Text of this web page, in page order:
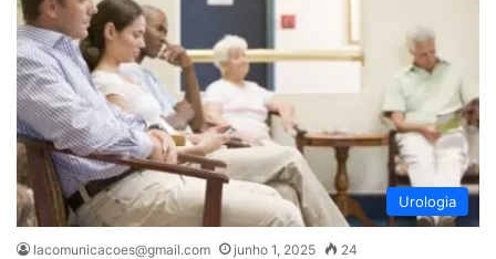
Urologia
lacomunicacoes@gmail.com junho 1, 2025 24